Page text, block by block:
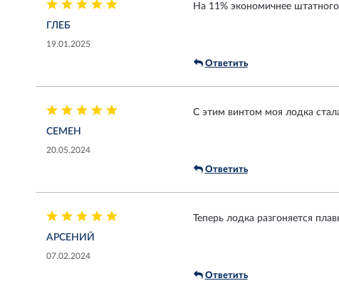
ГЛЕБ
19.01.2025
На 11% экономичнее
Ответить
СЕМЕН
20.05.2024
С этим винтом моя лодка
Ответить
АРСЕНИЙ
07.02.2024
Теперь лодка разгоняется
Ответить